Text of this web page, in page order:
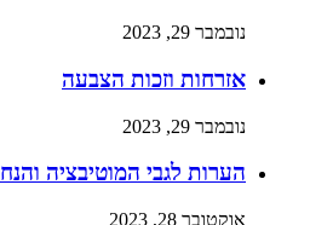
נובמבר 29, 2023
אזרחות וזכות הצבעה
נובמבר 29, 2023
הערות לגבי המוטיבציה
אוקטובר 28, 2023